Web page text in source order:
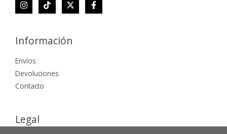
Información
Envíos
Devoluciones
Contacto
Legal